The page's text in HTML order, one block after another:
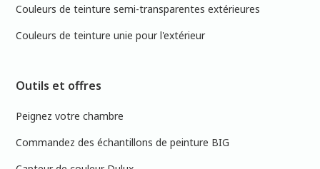
Couleurs de teinture semi-transparentes extérieures
Couleurs de teinture unie pour l'extérieur
Outils et offres
Peignez votre chambre
Commandez des échantillons de peinture BIG